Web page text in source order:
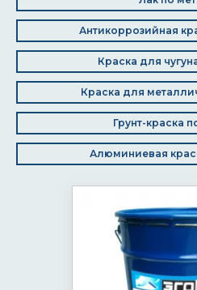
Антикоррозийная
Краска для
Краска для
Грунт-краска
Алюминиевая